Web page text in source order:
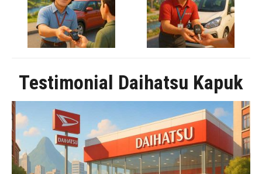
Testimonial Daihatsu Kapuk